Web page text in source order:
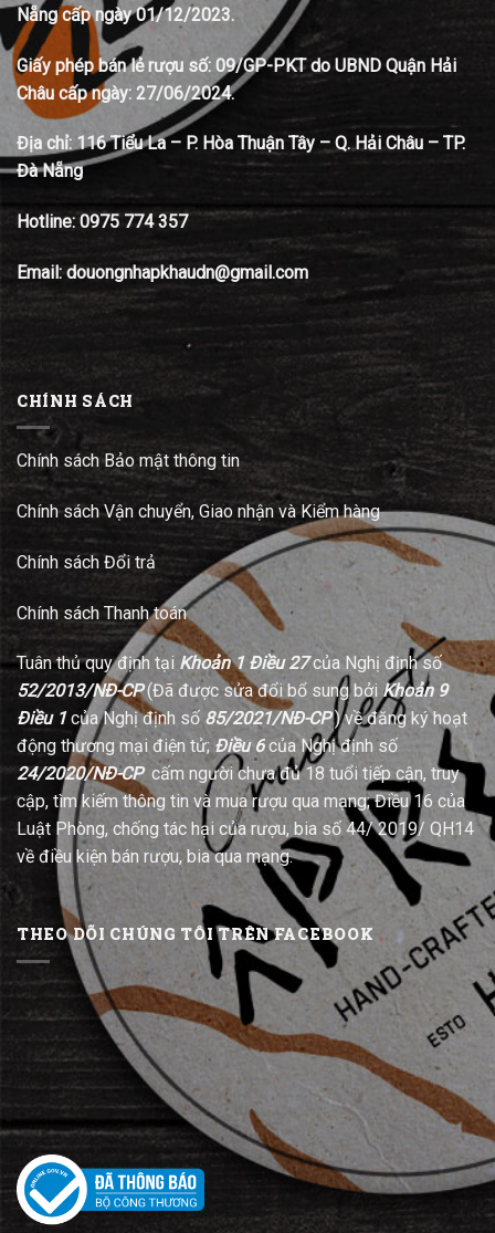
Nẵng cấp ngày 01/12/2023.
Giấy phép bán lẻ rượu số: 09/GP-PKT do UBND Quận Hải
Châu cấp ngày: 27/06/2024.
Địa chỉ: 116 Tiểu La – P. Hòa Thuận Tây – Q. Hải Châu – TP.
Đà Nẵng
Hotline: 0975 774 357
Email: douongnhapkhaudn@gmail.com
CHÍNH SÁCH
Chính sách Bảo mật thông tin
Chính sách Vận chuyển, Giao nhận và Kiểm hàng
Chính sách Đổi trả
Chính sách Thanh toán
Tuân thủ quy định tại Khoản 1 Điều 27của Nghị định số
52/2013/NĐ-CP(Đã được sửa đổi bổ sung bởi Khoản 9
Điều 1của Nghị định số 85/2021/NĐ-CP) về đăng ký hoạt
động thương mại điện tử; Điều 6của Nghị định số
24/2020/NĐ-CPcấm người chưa đủ 18 tuổi tiếp cận, truy
cập, tìm kiếm thông tin và mua rượu qua mạng; Điều 16 của
Luật Phòng, chống tác hại của rượu, bia số 44/ 2019/ QH14
về điều kiện bán rượu, bia qua mạng.
THEO DÕI CHÚNG TÔI TRÊN FACEBOOK